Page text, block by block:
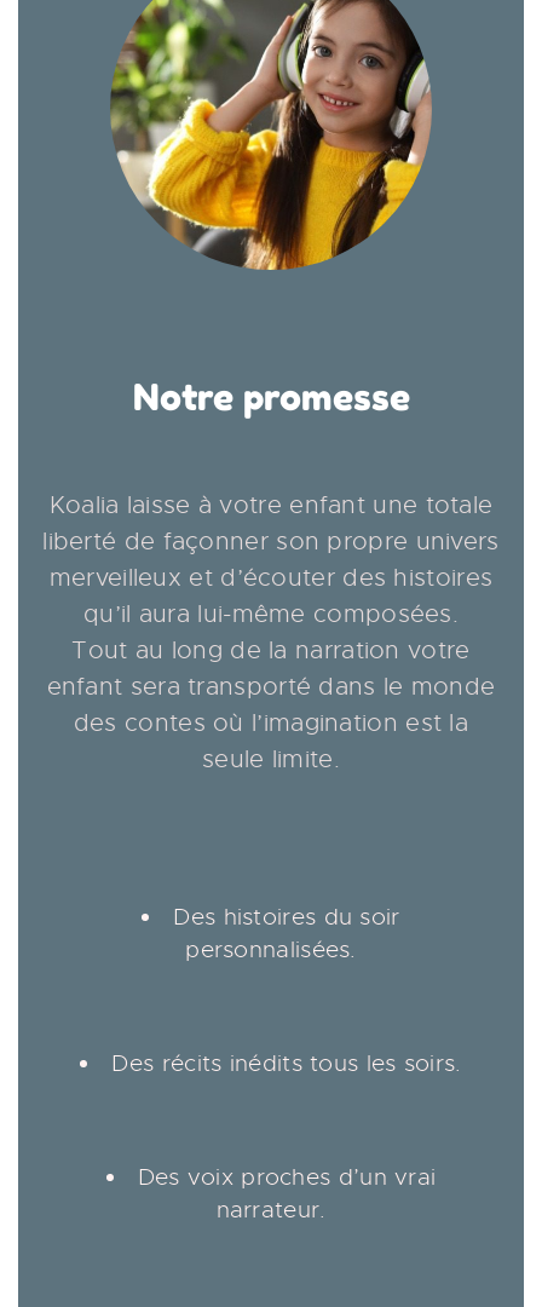
Notre promesse
Koalia laisse à votre enfant une totale
liberté de façonner son propre univers
merveilleux et d’écouter des histoires
qu’il aura lui-même composées.
Tout au long de la narration votre
enfant sera transporté dans le monde
des contes où l’imagination est la
seule limite.
Des histoires du soir
personnalisées.
Des récits inédits tous les soirs.
Des voix proches d’un vrai
narrateur.